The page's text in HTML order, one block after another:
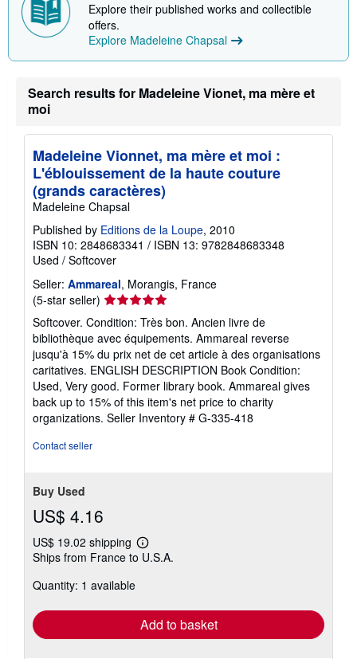
Explore their published works and collectible
offers.
Explore Madeleine Chapsal
Search results for Madeleine Vionet, ma mère et
moi
Madeleine Vionnet, ma mère et moi :
L'éblouissement de la haute couture
(grands caractères)
Madeleine Chapsal
Published by Editions de la Loupe, 2010
ISBN 10: 2848683341 / ISBN 13: 9782848683348
Used / Softcover
Seller: Ammareal, Morangis, France
(5-star seller) Seller
rating
5
out
of
5
stars
Softcover. Condition: Très bon. Ancien livre de
bibliothèque avec équipements. Ammareal reverse
jusqu'à 15% du prix net de cet article à des organisations
caritatives. ENGLISH DESCRIPTION Book Condition:
Used, Very good. Former library book. Ammareal gives
back up to 15% of this item's net price to charity
organizations. Seller Inventory # G-335-418
Contact seller
Buy Used
US$ 4.16
US$ 19.02 shipping
Learn
more
Ships from France to U.S.A.
Quantity: 1 available
Add to basket